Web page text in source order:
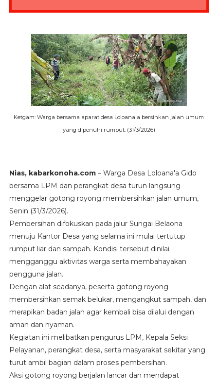
Ketgam: Warga bersama aparat desa Loloana'a bersihkan jalan umum
yang dipenuhi rumput. (31/3/2026)
Nias, kabarkonoha.com– Warga Desa Loloana'a Gido
bersama LPM dan perangkat desa turun langsung
menggelar gotong royong membersihkan jalan umum,
Senin (31/3/2026).
Pembersihan difokuskan pada jalur Sungai Belaona
menuju Kantor Desa yang selama ini mulai tertutup
rumput liar dan sampah. Kondisi tersebut dinilai
mengganggu aktivitas warga serta membahayakan
pengguna jalan.
Dengan alat seadanya, peserta gotong royong
membersihkan semak belukar, mengangkut sampah, dan
merapikan badan jalan agar kembali bisa dilalui dengan
aman dan nyaman.
Kegiatan ini melibatkan pengurus LPM, Kepala Seksi
Pelayanan, perangkat desa, serta masyarakat sekitar yang
turut ambil bagian dalam proses pembersihan.
Aksi gotong royong berjalan lancar dan mendapat